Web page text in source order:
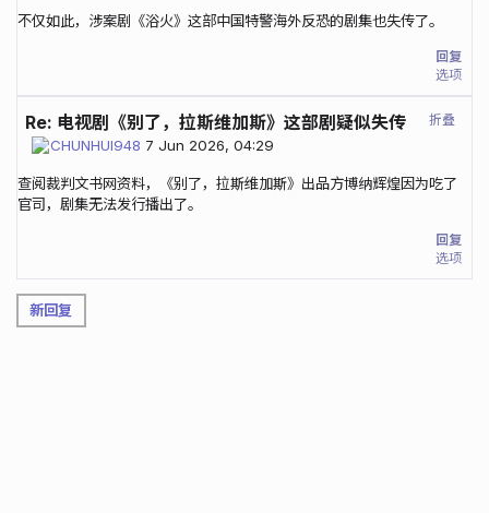
不仅如此，涉案剧《浴火》这部中国特警海外反恐的剧集也失传了。
回复
选项
折叠
Re: 电视剧《别了，拉斯维加斯》这部剧疑似失传
CHUNHUI948 7 Jun 2026, 04:29
查阅裁判文书网资料，《别了，拉斯维加斯》出品方博纳辉煌因为吃了
官司，剧集无法发行播出了。
回复
选项
新回复